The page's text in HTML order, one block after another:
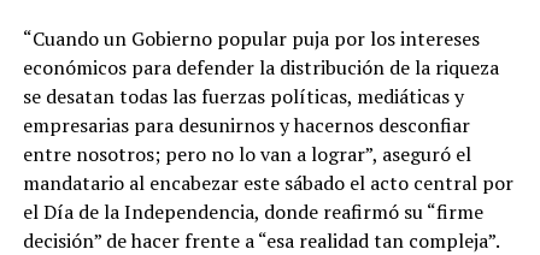
“Cuando un Gobierno popular puja por los intereses
económicos para defender la distribución de la riqueza
se desatan todas las fuerzas políticas, mediáticas y
empresarias para desunirnos y hacernos desconfiar
entre nosotros; pero no lo van a lograr”, aseguró el
mandatario al encabezar este sábado el acto central por
el Día de la Independencia, donde reafirmó su “firme
decisión” de hacer frente a “esa realidad tan compleja”.